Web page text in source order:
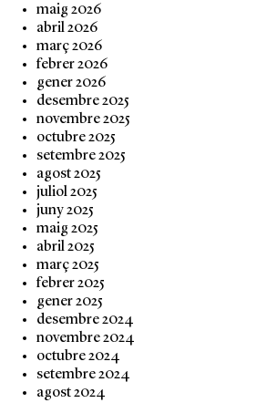
maig 2026
abril 2026
març 2026
febrer 2026
gener 2026
desembre 2025
novembre 2025
octubre 2025
setembre 2025
agost 2025
juliol 2025
juny 2025
maig 2025
abril 2025
març 2025
febrer 2025
gener 2025
desembre 2024
novembre 2024
octubre 2024
setembre 2024
agost 2024